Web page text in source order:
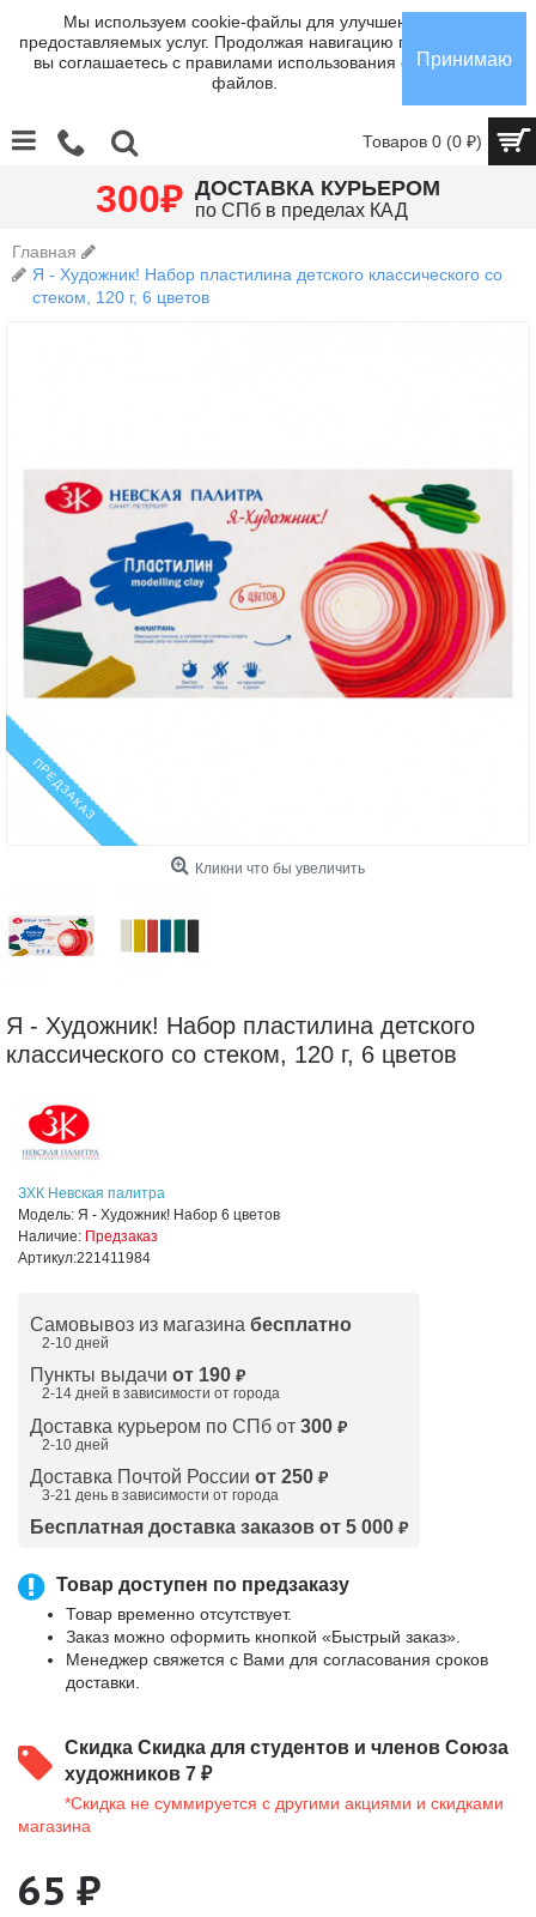
Мы используем cookie-файлы для улучшения
предоставляемых услуг. Продолжая навигацию по сайту,
вы соглашаетесь с правилами использования cookie-
файлов.
Принимаю
Товаров 0 (0 ₽)
300₽ ДОСТАВКА КУРЬЕРОМ
по СПб в пределах КАД
Главная
Я - Художник! Набор пластилина детского классического со
стеком, 120 г, 6 цветов
ПРЕДЗАКАЗ
Кликни что бы увеличить
Я - Художник! Набор пластилина детского
классического со стеком, 120 г, 6 цветов
ЗХК Невская палитра
Модель: Я - Художник! Набор 6 цветов
Наличие: Предзаказ
Артикул:221411984
Самовывоз из магазина бесплатно
2-10 дней
Пункты выдачи от 190 ₽
2-14 дней в зависимости от города
Доставка курьером по СПб от 300 ₽
2-10 дней
Доставка Почтой России от 250 ₽
3-21 день в зависимости от города
Бесплатная доставка заказов от 5 000 ₽
Товар доступен по предзаказу
Товар временно отсутствует.
Заказ можно оформить кнопкой «Быстрый заказ».
Менеджер свяжется с Вами для согласования сроков
доставки.
Скидка Скидка для студентов и членов Союза
художников 7 ₽
*Скидка не суммируется с другими акциями и скидками
магазина
65 ₽